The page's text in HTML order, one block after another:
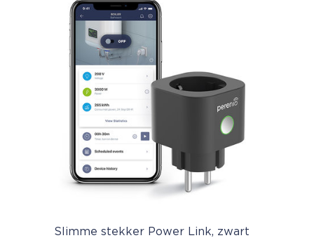
Slimme stekker Power Link, zwart